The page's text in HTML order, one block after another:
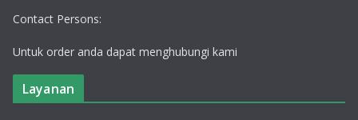
Contact Persons:
Untuk order anda dapat menghubungi kami
Layanan